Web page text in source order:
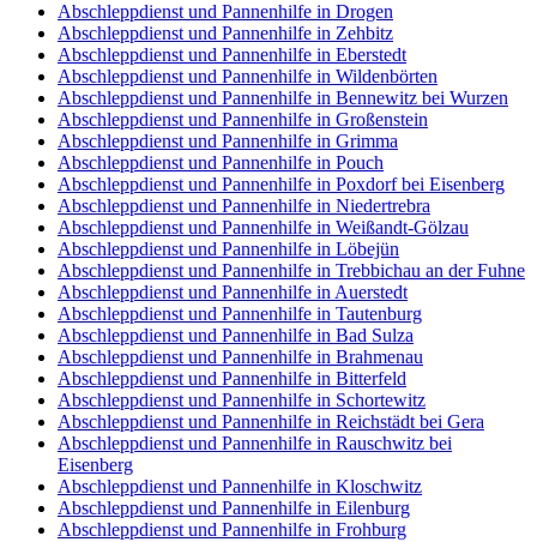
Abschleppdienst und Pannenhilfe in Drogen
Abschleppdienst und Pannenhilfe in Zehbitz
Abschleppdienst und Pannenhilfe in Eberstedt
Abschleppdienst und Pannenhilfe in Wildenbörten
Abschleppdienst und Pannenhilfe in Bennewitz bei Wurzen
Abschleppdienst und Pannenhilfe in Großenstein
Abschleppdienst und Pannenhilfe in Grimma
Abschleppdienst und Pannenhilfe in Pouch
Abschleppdienst und Pannenhilfe in Poxdorf bei Eisenberg
Abschleppdienst und Pannenhilfe in Niedertrebra
Abschleppdienst und Pannenhilfe in Weißandt-Gölzau
Abschleppdienst und Pannenhilfe in Löbejün
Abschleppdienst und Pannenhilfe in Trebbichau an der Fuhne
Abschleppdienst und Pannenhilfe in Auerstedt
Abschleppdienst und Pannenhilfe in Tautenburg
Abschleppdienst und Pannenhilfe in Bad Sulza
Abschleppdienst und Pannenhilfe in Brahmenau
Abschleppdienst und Pannenhilfe in Bitterfeld
Abschleppdienst und Pannenhilfe in Schortewitz
Abschleppdienst und Pannenhilfe in Reichstädt bei Gera
Abschleppdienst und Pannenhilfe in Rauschwitz bei
Eisenberg
Abschleppdienst und Pannenhilfe in Kloschwitz
Abschleppdienst und Pannenhilfe in Eilenburg
Abschleppdienst und Pannenhilfe in Frohburg